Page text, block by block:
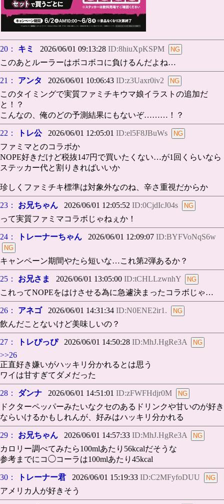
20： キミ 2026/06/01 09:13:28 ID:8hiuXpKSPM
このあとルーラーはボコボコに負けるんだよね…
21： アンタ 2026/06/01 10:06:43 ID:z3Uaxr0iv2
このタイミングで実質ファミチキウマ娘イラストの追加だ
と！？
こんなの、俺のどの予測結果にもないぞ………！？
22： トレ公2026/06/01 12:05:01 ID:el5F8JBuWs
ファミマとのコラボか
NOPE好きだけど税抜147円で買いたくない…が1回くらいなら
ステッカー代と割りきればいいか
珍しくファミチキ標準は対象外なのね、辛さ重視だからか
23： お兄ちゃん 2026/06/01 12:05:52 ID:0CjdIcJ04s
って実質ファミマコラボじゃねぇか！
24： トレーナーちゃん 2026/06/01 12:09:07 ID:BYFVoNqS6w
キャンペーン期間やたら短いな…これ第2弾あるか？
25： お兄さま 2026/06/01 13:05:00 ID:tCHLLzwnhY
これってNOPEをはけさせる為に急遽決まったコラボじゃ…
26： アネゴ2026/06/01 14:31:34 ID:N0ENE2ir1.
飲んだことないけど美味しいの？
27： トレぴっぴ2026/06/01 14:50:28 ID:MhJ.HgRe3A
>>26
正直好き嫌いがハッキリ分かれるとは思う
ワイは甘すぎてダメだった
28： ダンナ 2026/06/01 14:51:01 ID:zFWFHdjr0M
ドクターペッパーみたいなクセのあるドリンクや甘いのが好き
ならいけるかもしれんが、好みはハッキリ分かれる
29： お兄ちゃん 2026/06/01 14:57:33 ID:MhJ.HgRe3A
カロリー調べてみたら100mlあたり56kcalだそうな
参考までにコ◯コーラは100mlあたり45kcal
30： トレーナー君 2026/06/01 15:19:33 ID:C2MFyfoDUU
アメリカ人が好きそう